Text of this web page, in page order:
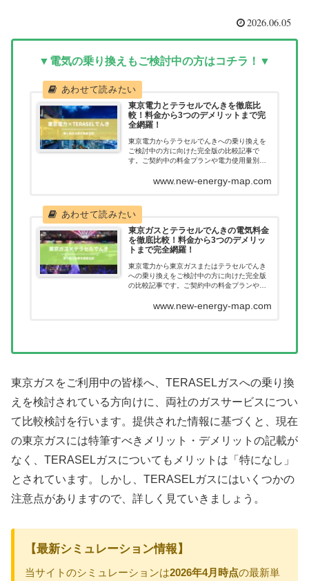
2026.06.05
▼電気の乗り換えもご検討中の方はコチラ！▼
東京電力とテラセルでんきを徹底比
較！料金から3つのデメリットまで完
全網羅！
東京電力からテラセルでんきへの乗り換えを
ご検討中の方に向けた完全版の比較記事で
す。ご契約中の料金プランや電力使用量別に
だけます。新電力へ乗り換えたあとに料金が
さい。
www.new-energy-map.com
東京ガスとテラセルでんきの電気料金
を徹底比較！料金から3つのデメリッ
トまで完全網羅！
東京電力から東京ガスまたはテラセルでんき
への乗り換えをご検討中の方に向けた完全版
の比較記事です。ご契約中の料金プランや電
目で確認いただけます。新電力へ乗り換えた
www.new-energy-map.com
東京ガスをご利用中の皆様へ、TERASELガスへの乗り換
えを検討されている方向けに、両社のガスサービスについ
て比較検討を行います。提供された情報に基づくと、現在
の東京ガスには特筆すべきメリット・デメリットの記載が
なく、TERASELガスについてもメリットは「特になし」
とされています。しかし、TERASELガスにはいくつかの
注意点がありますので、詳しく見ていきましょう。
【最新シミュレーション情報】
当サイトのシミュレーションは2026年4月時点の最新単